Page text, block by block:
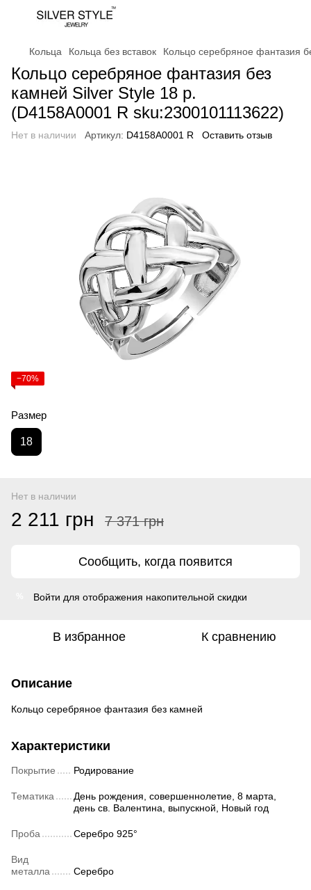
Кольца Кольца без вставок Кольцо серебряное фантазия
Кольцо серебряное фантазия без
камней Silver Style 18 р.
(D4158A0001 R sku:2300101113622)
Нет в наличии Артикул: D4158A0001 R Оставить отзыв
−70%
Размер
18
Нет в наличии
2 211 грн 7 371 грн
Сообщить, когда появится
Войти для отображения накопительной скидки
В избранное К сравнению
Описание
Кольцо серебряное фантазия без камней
Характеристики
Покрытие Родирование
Тематика
День рождения, совершеннолетие, 8 марта,
день св. Валентина, выпускной, Новый год
Проба Серебро 925°
Вид
металла
Серебро